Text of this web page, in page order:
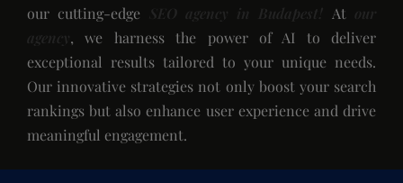
our cutting-edge
SEO agency in Budapest! At
agency, we harness the power of AI to deliver
exceptional results tailored to your unique needs.
Our innovative strategies not only boost your search
rankings but also enhance user experience and drive
meaningful engagement.